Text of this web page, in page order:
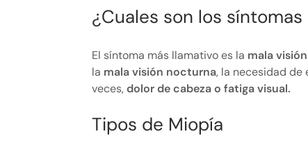
¿Cuales son los
El síntoma más llamativo es la mala
la mala visión nocturna, la necesidad de
veces,dolor de cabeza o fatiga visual.
Tipos de Miopía